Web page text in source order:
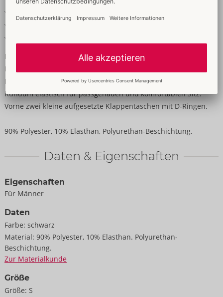
Dekorative D-Ringe
Körperbetonender Mattlook mit Komfort!
Pants von NEK in körpernaher Schnittführung mit
Druckknopfleiste im Beutel. Im angesagten schwarzen Mattlook.
Rundum elastisch für passgenauen und komfortablen Sitz.
Vorne zwei kleine aufgesetzte Klappentaschen mit D-Ringen.
90% Polyester, 10% Elasthan, Polyurethan-Beschichtung.
Daten & Eigenschaften
Eigenschaften
Für Männer
Daten
Farbe: schwarz
Material: 90% Polyester, 10% Elasthan. Polyurethan-
Beschichtung.
Zur Materialkunde
Größe
Größe: S